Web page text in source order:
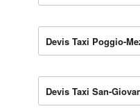
Devis Taxi Poggio-
Devis Taxi San-